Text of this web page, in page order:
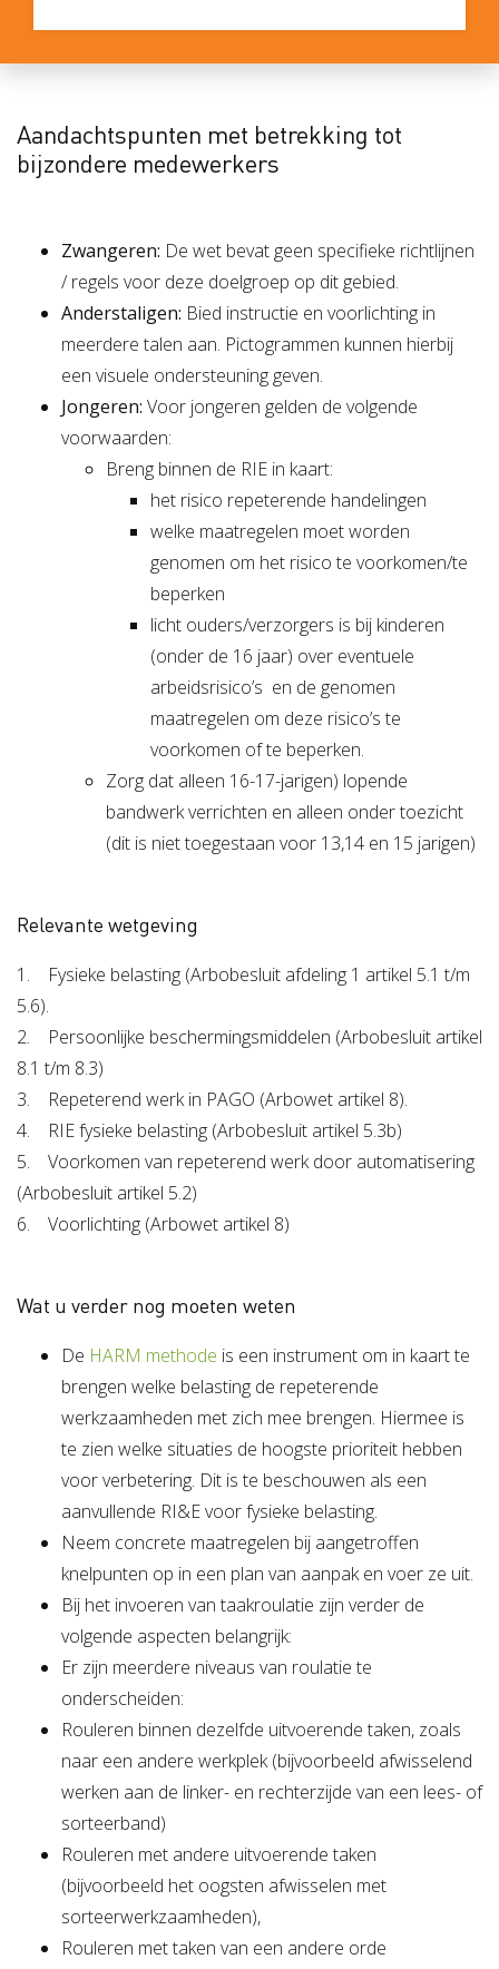
Aandachtspunten met betrekking tot
bijzondere medewerkers
Zwangeren: De wet bevat geen specifieke richtlijnen
/ regels voor deze doelgroep op dit gebied.
Anderstaligen: Bied instructie en voorlichting in
meerdere talen aan. Pictogrammen kunnen hierbij
een visuele ondersteuning geven.
Jongeren: Voor jongeren gelden de volgende
voorwaarden:
Breng binnen de RIE in kaart:
het risico repeterende handelingen
welke maatregelen moet worden
genomen om het risico te voorkomen/te
beperken
licht ouders/verzorgers is bij kinderen
(onder de 16 jaar) over eventuele
arbeidsrisico’s en de genomen
maatregelen om deze risico’s te
voorkomen of te beperken.
Zorg dat alleen 16-17-jarigen) lopende
bandwerk verrichten en alleen onder toezicht
(dit is niet toegestaan voor 13,14 en 15 jarigen)
Relevante wetgeving
1. Fysieke belasting (Arbobesluit afdeling 1 artikel 5.1 t/m
5.6).
2. Persoonlijke beschermingsmiddelen (Arbobesluit artikel
8.1 t/m 8.3)
3. Repeterend werk in PAGO (Arbowet artikel 8).
4. RIE fysieke belasting (Arbobesluit artikel 5.3b)
5. Voorkomen van repeterend werk door automatisering
(Arbobesluit artikel 5.2)
6. Voorlichting (Arbowet artikel 8)
Wat u verder nog moeten weten
De HARM methode is een instrument om in kaart te
brengen welke belasting de repeterende
werkzaamheden met zich mee brengen. Hiermee is
te zien welke situaties de hoogste prioriteit hebben
voor verbetering. Dit is te beschouwen als een
aanvullende RI&E voor fysieke belasting.
Neem concrete maatregelen bij aangetroffen
knelpunten op in een plan van aanpak en voer ze uit.
Bij het invoeren van taakroulatie zijn verder de
volgende aspecten belangrijk:
Er zijn meerdere niveaus van roulatie te
onderscheiden:
Rouleren binnen dezelfde uitvoerende taken, zoals
naar een andere werkplek (bijvoorbeeld afwisselend
werken aan de linker- en rechterzijde van een lees- of
sorteerband)
Rouleren met andere uitvoerende taken
(bijvoorbeeld het oogsten afwisselen met
sorteerwerkzaamheden),
Rouleren met taken van een andere orde